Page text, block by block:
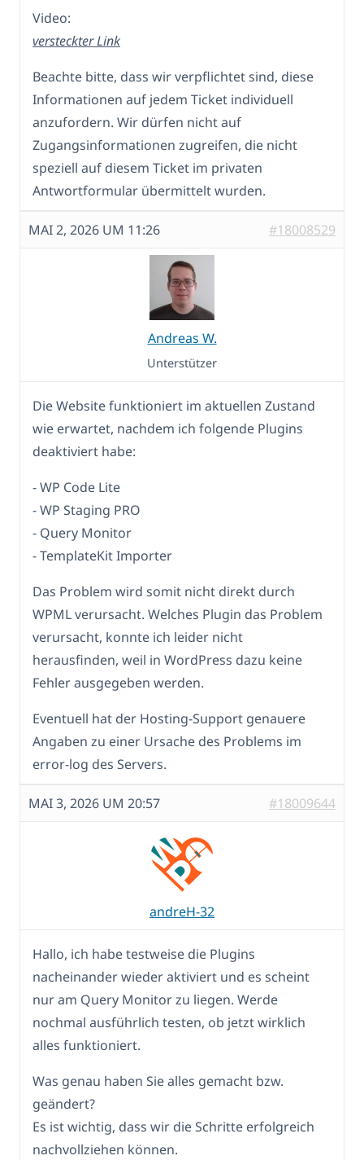
Video:
versteckter Link
Beachte bitte, dass wir verpflichtet sind, diese
Informationen auf jedem Ticket individuell
anzufordern. Wir dürfen nicht auf
Zugangsinformationen zugreifen, die nicht
speziell auf diesem Ticket im privaten
Antwortformular übermittelt wurden.
MAI 2, 2026 UM 11:26 #18008529
Andreas W.
Unterstützer
Die Website funktioniert im aktuellen Zustand
wie erwartet, nachdem ich folgende Plugins
deaktiviert habe:
- WP Code Lite
- WP Staging PRO
- Query Monitor
- TemplateKit Importer
Das Problem wird somit nicht direkt durch
WPML verursacht. Welches Plugin das Problem
verursacht, konnte ich leider nicht
herausfinden, weil in WordPress dazu keine
Fehler ausgegeben werden.
Eventuell hat der Hosting-Support genauere
Angaben zu einer Ursache des Problems im
error-log des Servers.
MAI 3, 2026 UM 20:57 #18009644
andreH-32
Hallo, ich habe testweise die Plugins
nacheinander wieder aktiviert und es scheint
nur am Query Monitor zu liegen. Werde
nochmal ausführlich testen, ob jetzt wirklich
alles funktioniert.
Was genau haben Sie alles gemacht bzw.
geändert?
Es ist wichtig, dass wir die Schritte erfolgreich
nachvollziehen können.